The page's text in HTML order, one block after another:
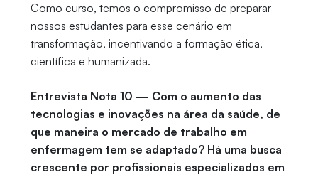
Como curso, temos o compromisso de preparar
nossos estudantes para esse cenário em
transformação, incentivando a formação ética,
científica e humanizada.
Entrevista Nota 10 — Com o aumento das
tecnologias e inovações na área da saúde, de
que maneira o mercado de trabalho em
enfermagem tem se adaptado? Há uma busca
crescente por profissionais especializados em